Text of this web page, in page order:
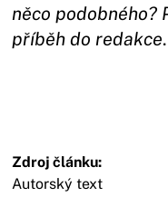
něco podobného?
příběh do redakce.
Zdroj článku:
Autorský text